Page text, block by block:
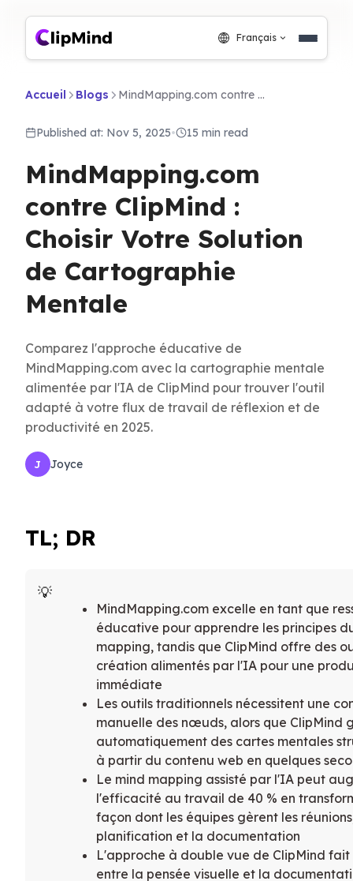
Français
Accueil Blogs MindMapping.com contre ClipMind : Choisir Votre Solution de Cartographie Mentale
Published at: Nov 5, 2025• 15 min read
MindMapping.com
contre ClipMind :
Choisir Votre Solution
de Cartographie
Mentale
Comparez l'approche éducative de
MindMapping.com avec la cartographie mentale
alimentée par l'IA de ClipMind pour trouver l'outil
adapté à votre flux de travail de réflexion et de
productivité en 2025.
J Joyce
TL; DR
MindMapping.com excelle en tant que
éducative pour apprendre les principes
mapping, tandis que ClipMind offre des
création alimentés par l'IA pour une
immédiate
Les outils traditionnels nécessitent une
manuelle des nœuds, alors que ClipMind
automatiquement des cartes mentales
à partir du contenu web en quelques
Le mind mapping assisté par l'IA peut
l'efficacité au travail de 40 % en
façon dont les équipes gèrent les
planification et la documentation
L'approche à double vue de ClipMind fait
entre la pensée visuelle et la